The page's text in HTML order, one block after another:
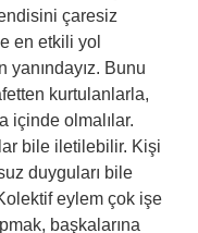
çaresiz
en etkili yol
yanındayız. Bunu
kurtulanlarla,
içinde olmalılar.
bile iletilebilir. Kişi
duyguları bile
eylem çok işe
başkalarına